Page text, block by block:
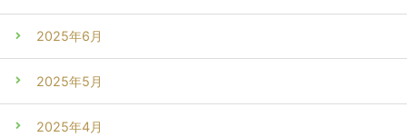
2025年6月
2025年5月
2025年4月